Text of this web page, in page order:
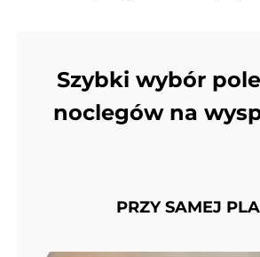
Szybki wybór
noclegów na
PRZY SAMEJ